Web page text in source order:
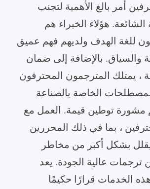
أمر بالغ الأهمية لتجنب
هؤلاء الخبراء هم
للغة الهدف ولديهم فهم عميق
والسياق. بالإضافة إلى ضمان
، يمتلك المترجمون المحترفون
الخاصة بالصناعة
مشورة توطين قيمة. العمل مع
، بما في ذلك المحررين
بشكل أكبر من مخاطر
ترجمات عالية الجودة. يعد
الخدمات قرارًا حكيمًا